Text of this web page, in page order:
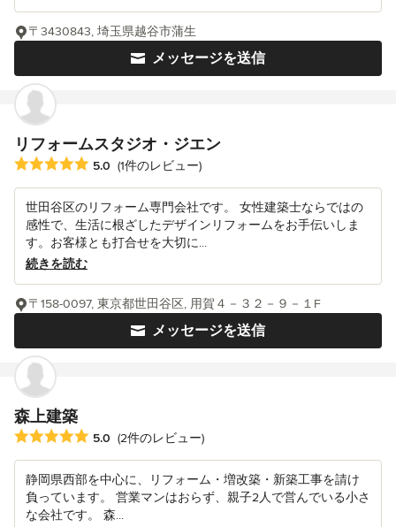
メッセージを送信
〒3430843, 埼玉県越谷市蒲生
リフォームスタジオ・ジエン
平均評価：5つ星中 星5
5.0 (1件のレビュー)
世田谷区のリフォーム専門会社です。 女性建築士ならではの
感性で、生活に根ざしたデザインリフォームをお手伝いしま
す。お客様とも打合せを大切に...
続きを読む
メッセージを送信
〒158-0097, 東京都世田谷区, 用賀４－３２－９－１F
森上建築
平均評価：5つ星中 星5
5.0 (2件のレビュー)
静岡県西部を中心に、リフォーム・増改築・新築工事を請け
負っています。 営業マンはおらず、親子2人で営んでいる小さ
な会社です。 森...